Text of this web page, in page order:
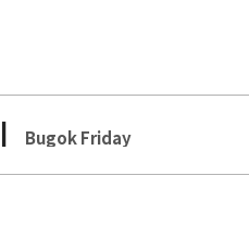
Bugok Friday